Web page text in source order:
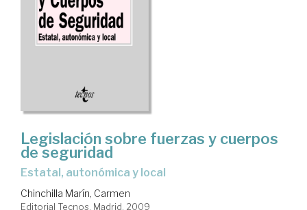
Legislación sobre fuerzas y cuerpos
de seguridad
Estatal, autonómica y local
Chinchilla Marín, Carmen
Editorial Tecnos. Madrid, 2009